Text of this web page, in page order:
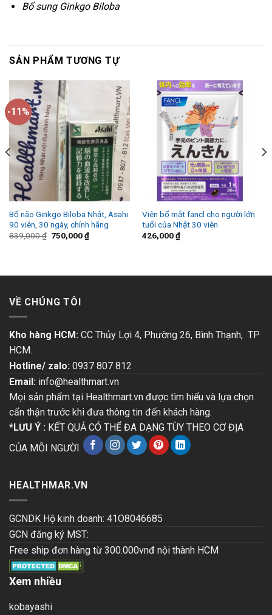
Bổ sung Ginkgo Biloba
SẢN PHẨM TƯƠNG TỰ
-11%
Bổ não Ginkgo Biloba Nhật, Asahi
90 viên, 30 ngày, chính hãng
839,000₫ 750,000₫
Viên bổ mắt fancl cho người lớn
tuổi của Nhật 30 viên
426,000₫
VỀ CHÚNG TÔI
Kho hàng HCM: CC Thủy Lợi 4, Phường 26, Bình Thạnh, TP
HCM.
Hotline/ zalo: 0937 807 812
Email: info@healthmart.vn
Mọi sản phẩm tại Healthmart.vn được tìm hiểu và lựa chọn
cẩn thận trước khi đưa thông tin đến khách hàng.
*LƯU Ý : KẾT QUẢ CÓ THỂ ĐA DẠNG TÙY THEO CƠ ĐỊA
CỦA MỖI NGƯỜI
HEALTHMAR.VN
GCNDK Hộ kinh doanh: 41O8046685
GCN đăng ký MST:
Free ship đơn hàng từ 300.000vnđ nội thành HCM
Xem nhiều
kobayashi